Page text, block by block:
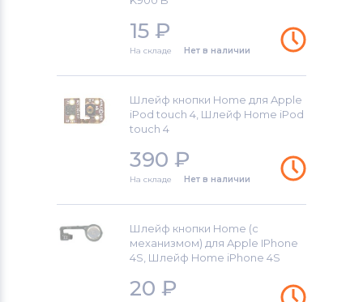
15 ₽
На складе Нет в наличии
Шлейф кнопки Home для Apple
iPod touch 4, Шлейф Home iPod
touch 4
390 ₽
На складе Нет в наличии
Шлейф кнопки Home (с
механизмом) для Apple IPhone
4S, Шлейф Home iPhone 4S
20 ₽